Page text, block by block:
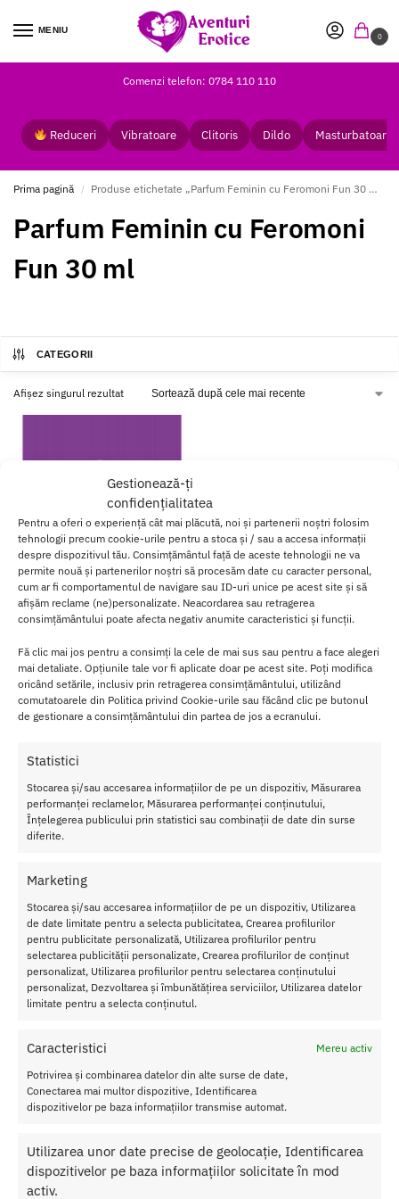
Gestionează-ți
confidențialitatea
Pentru a oferi o experiență cât mai plăcută, noi și partenerii noștri folosim
tehnologii precum cookie-urile pentru a stoca și / sau a accesa informații
despre dispozitivul tău. Consimțământul față de aceste tehnologii ne va
permite nouă și partenerilor noștri să procesăm date cu caracter personal,
cum ar fi comportamentul de navigare sau ID-uri unice pe acest site și să
afișăm reclame (ne)personalizate. Neacordarea sau retragerea
consimțământului poate afecta negativ anumite caracteristici și funcții.
Fă clic mai jos pentru a consimți la cele de mai sus sau pentru a face alegeri
mai detaliate. Opțiunile tale vor fi aplicate doar pe acest site. Poți modifica
oricând setările, inclusiv prin retragerea consimțământului, utilizând
comutatoarele din Politica privind Cookie-urile sau făcând clic pe butonul
de gestionare a consimțământului din partea de jos a ecranului.
Statistici
Stocarea și/sau accesarea informațiilor de pe un dispozitiv, Măsurarea
performanței reclamelor, Măsurarea performanței conținutului,
Înțelegerea publicului prin statistici sau combinații de date din surse
diferite.
Marketing
Stocarea și/sau accesarea informațiilor de pe un dispozitiv, Utilizarea
de date limitate pentru a selecta publicitatea, Crearea profilurilor
pentru publicitate personalizată, Utilizarea profilurilor pentru
selectarea publicității personalizate, Crearea profilurilor de conținut
personalizat, Utilizarea profilurilor pentru selectarea conținutului
personalizat, Dezvoltarea și îmbunătățirea serviciilor, Utilizarea datelor
limitate pentru a selecta conținutul.
Caracteristici
Mereu activ
Potrivirea și combinarea datelor din alte surse de date,
Conectarea mai multor dispozitive, Identificarea
dispozitivelor pe baza informațiilor transmise automat.
Utilizarea unor date precise de geolocație, Identificarea
dispozitivelor pe baza informațiilor solicitate în mod
activ.
MENIU
0
Comenzi telefon: 0784 110 110
Reduceri Vibratoare Clitoris Dildo Masturbatoare
Prima pagină / Produse etichetate „Parfum Feminin cu Feromoni Fun 30 ml”
Parfum Feminin cu Feromoni
Fun 30 ml
CATEGORII
Afișez singurul rezultat
Parfum Feminin cu Feromoni
Fun 30 ml
115.00lei
Adaugă în coș
Pentru toate comenziile de peste 250 lei
Retur Gratis in 21 zile
Toate comenzile pot fi returnate in 14 zile conform termenilor.
Sex Shop Romania
Comanda online de oriunde ai fi si primesti comanda a 2-a zi.
Discretie Maxima
Despre Noi
Termeni si Conditii
Protectia Consumatorului